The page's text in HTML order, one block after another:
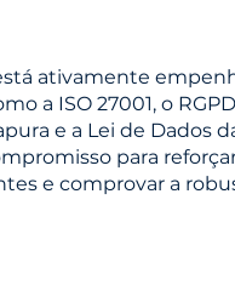
ativamente
a ISO 27001, o
e a Lei de Dados
para
e comprovar a